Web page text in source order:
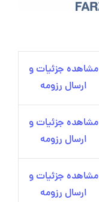
مشاهده جزئیات و
ارسال رزومه
مشاهده جزئیات و
ارسال رزومه
مشاهده جزئیات و
ارسال رزومه